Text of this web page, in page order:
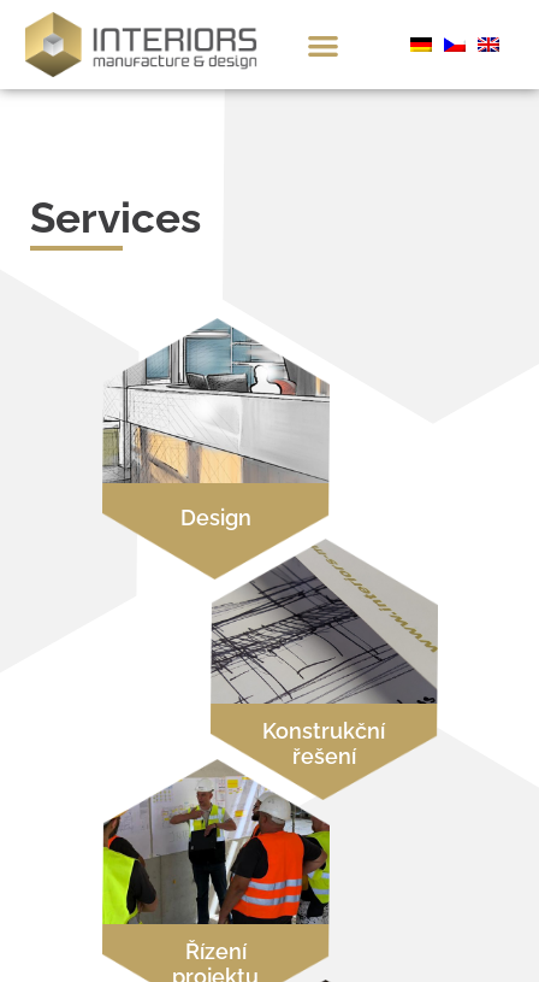
Services
Design
Konstrukční
řešení
Řízení